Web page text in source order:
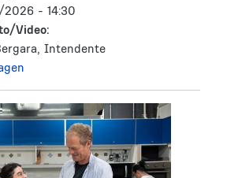
- 14:30
Video:
Intendente